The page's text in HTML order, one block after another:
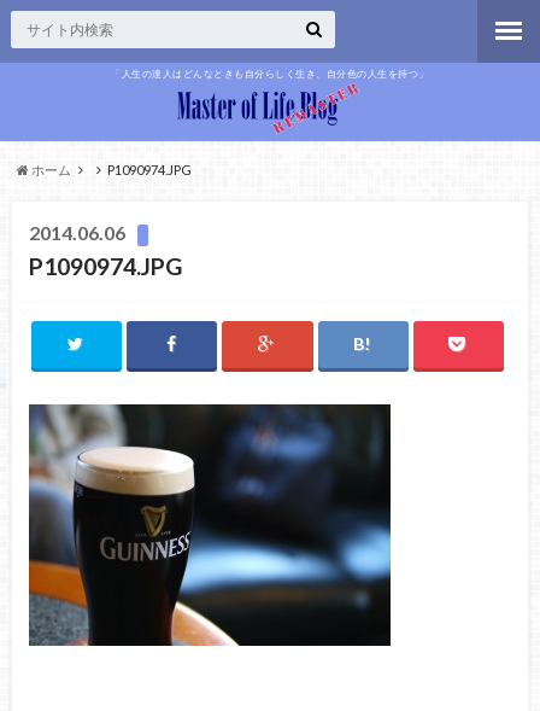
「人生の達人はどんなときも自分らしく生き、自分色の人生を持つ」
ホーム P1090974.JPG
2014.06.06
P1090974.JPG